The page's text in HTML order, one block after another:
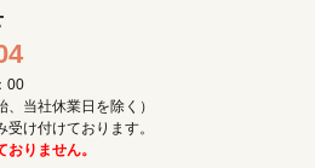
00
当社休業日を除く）
け付けております。
りません。